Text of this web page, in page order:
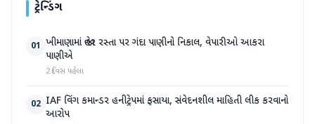
ટ્રેન્ડિંગ
01 ખીમાણામાં જાહેર રસ્તા પર ગંદા પાણીનો નિકાલ, વેપારીઓ આકરા
પાણીએ
2 દિવસ પહેલા
02 IAF વિંગ કમાન્ડર હનીટ્રેપમાં ફસાયા, સંવેદનશીલ માહિતી લીક કરવાનો
આરોપ